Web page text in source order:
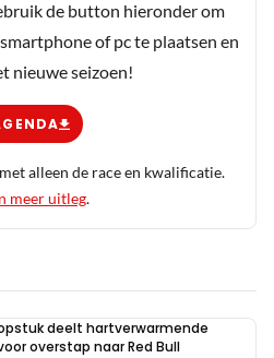
de button hieronder om
of pc te plaatsen en
nieuwe seizoen!
alleen de race en kwalificatie.
meer uitleg.
deelt hartverwarmende
overstap naar Red Bull